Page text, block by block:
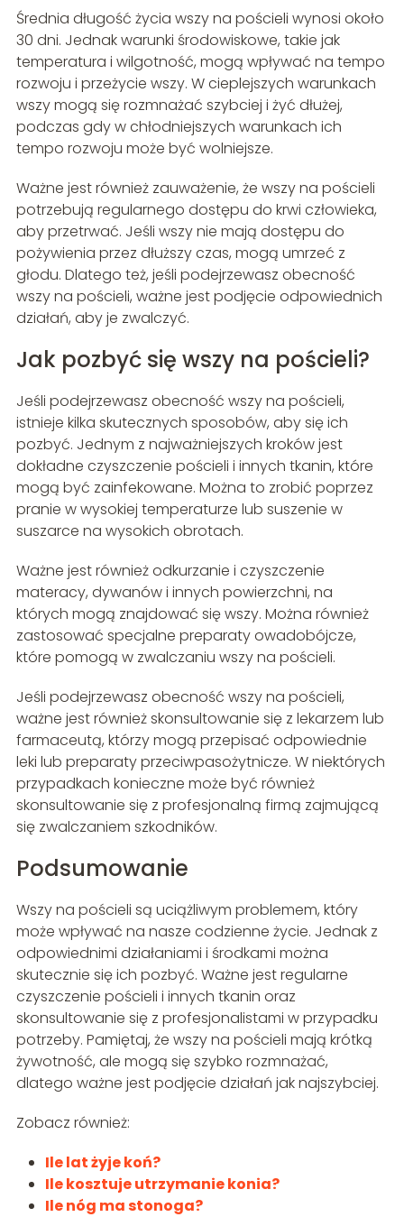
Średnia długość życia wszy na pościeli wynosi około
30 dni. Jednak warunki środowiskowe, takie jak
temperatura i wilgotność, mogą wpływać na tempo
rozwoju i przeżycie wszy. W cieplejszych warunkach
wszy mogą się rozmnażać szybciej i żyć dłużej,
podczas gdy w chłodniejszych warunkach ich
tempo rozwoju może być wolniejsze.
Ważne jest również zauważenie, że wszy na pościeli
potrzebują regularnego dostępu do krwi człowieka,
aby przetrwać. Jeśli wszy nie mają dostępu do
pożywienia przez dłuższy czas, mogą umrzeć z
głodu. Dlatego też, jeśli podejrzewasz obecność
wszy na pościeli, ważne jest podjęcie odpowiednich
działań, aby je zwalczyć.
Jak pozbyć się wszy na pościeli?
Jeśli podejrzewasz obecność wszy na pościeli,
istnieje kilka skutecznych sposobów, aby się ich
pozbyć. Jednym z najważniejszych kroków jest
dokładne czyszczenie pościeli i innych tkanin, które
mogą być zainfekowane. Można to zrobić poprzez
pranie w wysokiej temperaturze lub suszenie w
suszarce na wysokich obrotach.
Ważne jest również odkurzanie i czyszczenie
materacy, dywanów i innych powierzchni, na
których mogą znajdować się wszy. Można również
zastosować specjalne preparaty owadobójcze,
które pomogą w zwalczaniu wszy na pościeli.
Jeśli podejrzewasz obecność wszy na pościeli,
ważne jest również skonsultowanie się z lekarzem lub
farmaceutą, którzy mogą przepisać odpowiednie
leki lub preparaty przeciwpasożytnicze. W niektórych
przypadkach konieczne może być również
skonsultowanie się z profesjonalną firmą zajmującą
się zwalczaniem szkodników.
Podsumowanie
Wszy na pościeli są uciążliwym problemem, który
może wpływać na nasze codzienne życie. Jednak z
odpowiednimi działaniami i środkami można
skutecznie się ich pozbyć. Ważne jest regularne
czyszczenie pościeli i innych tkanin oraz
skonsultowanie się z profesjonalistami w przypadku
potrzeby. Pamiętaj, że wszy na pościeli mają krótką
żywotność, ale mogą się szybko rozmnażać,
dlatego ważne jest podjęcie działań jak najszybciej.
Zobacz również:
Ile lat żyje koń?
Ile kosztuje utrzymanie konia?
Ile nóg ma stonoga?